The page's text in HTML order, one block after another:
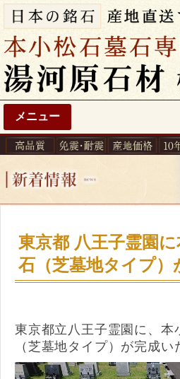
メニュー
東京都 八王子霊園
石（芝墓地タイプ）
東京都立八王子霊園に、
（芝墓地タイプ）が完成い